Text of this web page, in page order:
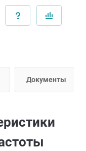
Документы